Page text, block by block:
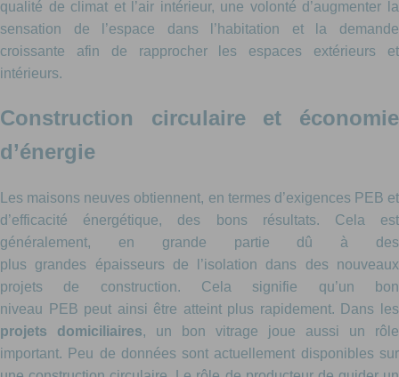
qualité de climat et l’air intérieur, une volonté d’augmenter la
sensation de l’espace dans l’habitation et la demande
croissante afin de rapprocher les espaces extérieurs et
intérieurs.
Construction circulaire et économie
d’énergie
Les maisons neuves obtiennent, en termes d’exigences PEB et
d’efficacité énergétique, des bons résultats. Cela est
généralement, en grande partie dû à des
plus grandes épaisseurs de l’isolation dans des nouveaux
projets de construction. Cela signifie qu’un bon
niveau PEB peut ainsi être atteint plus rapidement. Dans les
projets domiciliaires, un bon vitrage joue aussi un rôle
important. Peu de données sont actuellement disponibles sur